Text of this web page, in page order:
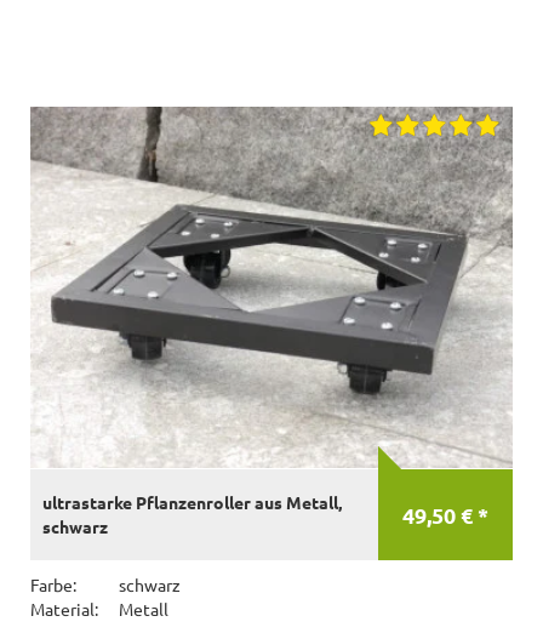
49,50 € *
ultrastarke Pflanzenroller aus Metall,
schwarz
Farbe:
schwarz
Material:
Metall